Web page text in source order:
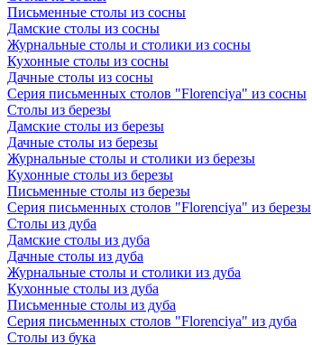
Письменные столы из сосны
Дамские столы из сосны
Журнальные столы и столики из сосны
Кухонные столы из сосны
Дачные столы из сосны
Серия письменных столов "Florenciya" из сосны
Столы из березы
Дамские столы из березы
Дачные столы из березы
Журнальные столы и столики из березы
Кухонные столы из березы
Письменные столы из березы
Серия письменных столов "Florenciya" из березы
Столы из дуба
Дамские столы из дуба
Дачные столы из дуба
Журнальные столы и столики из дуба
Кухонные столы из дуба
Письменные столы из дуба
Серия письменных столов "Florenciya" из дуба
Столы из бука